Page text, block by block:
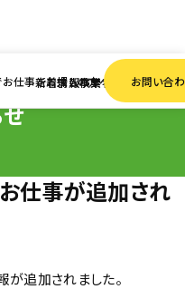
仕事をお探しの方へ
新着情報求人検索事業者一覧お問い合
お仕事が追加され
が追加されました。